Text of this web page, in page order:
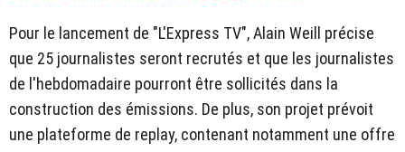
Pour le lancement de "L'Express TV", Alain Weill précise
que 25 journalistes seront recrutés et que les journalistes
de l'hebdomadaire pourront être sollicités dans la
construction des émissions. De plus, son projet prévoit
une plateforme de replay, contenant notamment une offre